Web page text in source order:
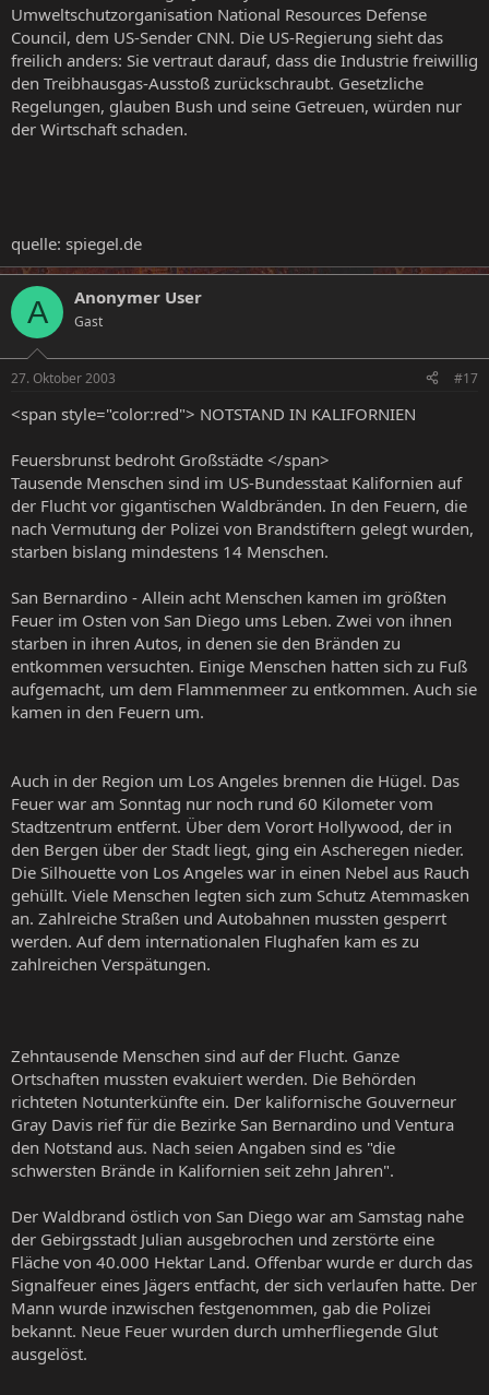
Umweltschutzorganisation National Resources Defense
Council, dem US-Sender CNN. Die US-Regierung sieht das
freilich anders: Sie vertraut darauf, dass die Industrie freiwillig
den Treibhausgas-Ausstoß zurückschraubt. Gesetzliche
Regelungen, glauben Bush und seine Getreuen, würden nur
der Wirtschaft schaden.
quelle: spiegel.de
A Anonymer User
Gast
27. Oktober 2003 #17
<span style="color:red"> NOTSTAND IN KALIFORNIEN
Feuersbrunst bedroht Großstädte </span>
Tausende Menschen sind im US-Bundesstaat Kalifornien auf
der Flucht vor gigantischen Waldbränden. In den Feuern, die
nach Vermutung der Polizei von Brandstiftern gelegt wurden,
starben bislang mindestens 14 Menschen.
San Bernardino - Allein acht Menschen kamen im größten
Feuer im Osten von San Diego ums Leben. Zwei von ihnen
starben in ihren Autos, in denen sie den Bränden zu
entkommen versuchten. Einige Menschen hatten sich zu Fuß
aufgemacht, um dem Flammenmeer zu entkommen. Auch sie
kamen in den Feuern um.
Auch in der Region um Los Angeles brennen die Hügel. Das
Feuer war am Sonntag nur noch rund 60 Kilometer vom
Stadtzentrum entfernt. Über dem Vorort Hollywood, der in
den Bergen über der Stadt liegt, ging ein Ascheregen nieder.
Die Silhouette von Los Angeles war in einen Nebel aus Rauch
gehüllt. Viele Menschen legten sich zum Schutz Atemmasken
an. Zahlreiche Straßen und Autobahnen mussten gesperrt
werden. Auf dem internationalen Flughafen kam es zu
zahlreichen Verspätungen.
Zehntausende Menschen sind auf der Flucht. Ganze
Ortschaften mussten evakuiert werden. Die Behörden
richteten Notunterkünfte ein. Der kalifornische Gouverneur
Gray Davis rief für die Bezirke San Bernardino und Ventura
den Notstand aus. Nach seien Angaben sind es "die
schwersten Brände in Kalifornien seit zehn Jahren".
Der Waldbrand östlich von San Diego war am Samstag nahe
der Gebirgsstadt Julian ausgebrochen und zerstörte eine
Fläche von 40.000 Hektar Land. Offenbar wurde er durch das
Signalfeuer eines Jägers entfacht, der sich verlaufen hatte. Der
Mann wurde inzwischen festgenommen, gab die Polizei
bekannt. Neue Feuer wurden durch umherfliegende Glut
ausgelöst.